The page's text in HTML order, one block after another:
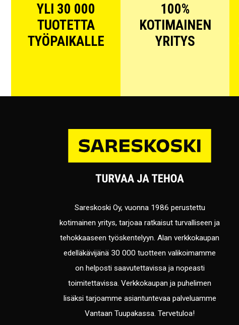
YLI 30 000
TUOTETTA
TYÖPAIKALLE
100%
KOTIMAINEN
YRITYS
Sareskoski Oy, vuonna 1986 perustettu
kotimainen yritys, tarjoaa ratkaisut turvalliseen ja
tehokkaaseen työskentelyyn. Alan verkkokaupan
edelläkävijänä 30 000 tuotteen valikoimamme
on helposti saavutettavissa ja nopeasti
toimitettavissa. Verkkokaupan ja puhelimen
lisäksi tarjoamme asiantuntevaa palveluamme
Vantaan Tuupakassa. Tervetuloa!